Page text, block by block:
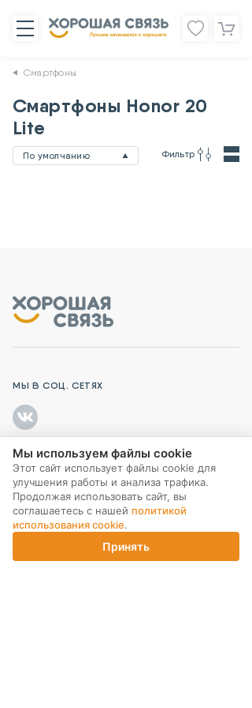
Смартфоны
Смартфоны Honor 20
Lite
По умолчанию Фильтр
Корзина
ИНТЕРНЕТ-МАГАЗИН
МЫ В СОЦ. СЕТЯХ
ПОДПИСКА НА РАССЫЛКУ
Мы используем файлы cookie
Этот сайт использует файлы cookie для
улучшения работы и анализа трафика.
Продолжая использовать сайт, вы
соглашаетесь с нашей политикой
использования cookie.
Принять